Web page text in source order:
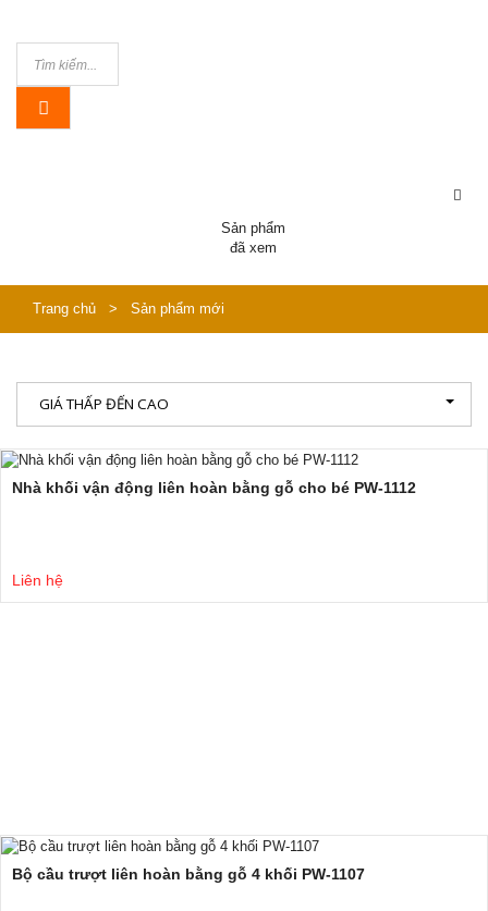
Sản phẩm
đã xem
Trang chủ > Sản phẩm mới
GIÁ THẤP ĐẾN CAO
Nhà khối vận động liên hoàn bằng gỗ cho bé PW-1112
Liên hệ
Bộ cầu trượt liên hoàn bằng gỗ 4 khối PW-1107